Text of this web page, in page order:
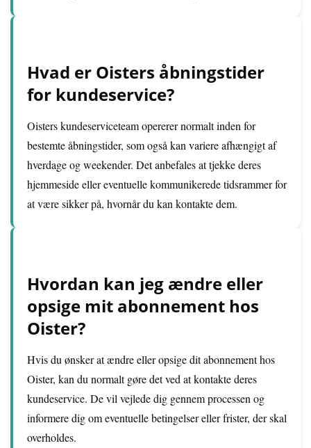
Hvad er Oisters åbningstider
for kundeservice?
Oisters kundeserviceteam opererer normalt inden for
bestemte åbningstider, som også kan variere afhængigt af
hverdage og weekender. Det anbefales at tjekke deres
hjemmeside eller eventuelle kommunikerede tidsrammer for
at være sikker på, hvornår du kan kontakte dem.
Hvordan kan jeg ændre eller
opsige mit abonnement hos
Oister?
Hvis du ønsker at ændre eller opsige dit abonnement hos
Oister, kan du normalt gøre det ved at kontakte deres
kundeservice. De vil vejlede dig gennem processen og
informere dig om eventuelle betingelser eller frister, der skal
overholdes.